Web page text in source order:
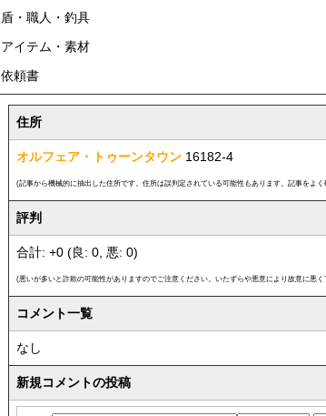
盾・職人・釣具
アイテム・素材
依頼書
住所
オルフェア・トゥーンタウン 16182-4
(記事から機械的に抽出した住所です。住所は誤判定されている可能性もあります。記事をよ
評判
合計: +0 (良: 0, 悪: 0)
(悪いが多いと詐欺の可能性がありますのでご注意ください。いたずらや悪意により故意に悪
コメント一覧
なし
新規コメントの投稿